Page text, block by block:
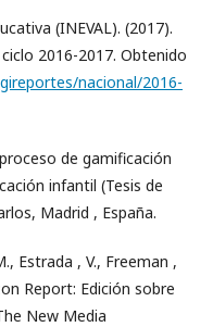
(INEVAL). (2017).
2016-2017. Obtenido
nacional/2016-
de gamificación
infantil (Tesis de
Madrid , España.
Estrada , V., Freeman ,
Report: Edición sobre
New Media